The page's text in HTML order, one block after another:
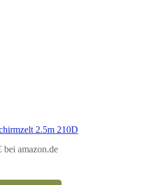
2.5m 210D
bei amazon.de